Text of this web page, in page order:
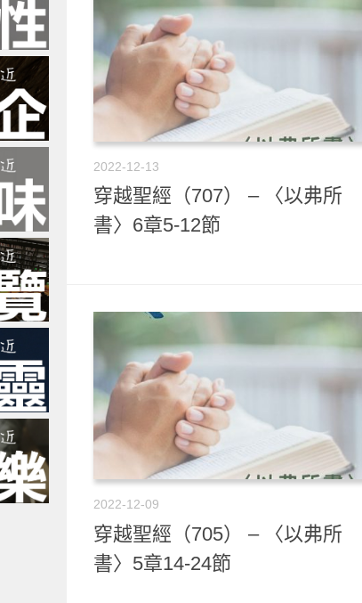
2022-12-13
穿越聖經（707） – 〈以弗所
書〉6章5-12節
2022-12-09
穿越聖經（705） – 〈以弗所
書〉5章14-24節